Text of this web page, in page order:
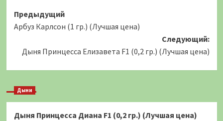
Навигация
записи
Предыдущий
Арбуз Карлсон (1 гр.) (Лучшая цена)
Следующий:
Дыня Принцесса Елизавета F1 (0,2 гр.) (Лучшая цена)
Дыни
Дыня Принцесса Диана F1 (0,2 гр.) (Лучшая цена)